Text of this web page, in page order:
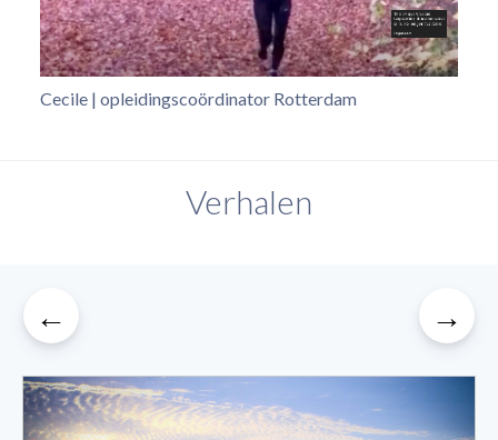
Cecile | opleidingscoördinator Rotterdam
Verhalen